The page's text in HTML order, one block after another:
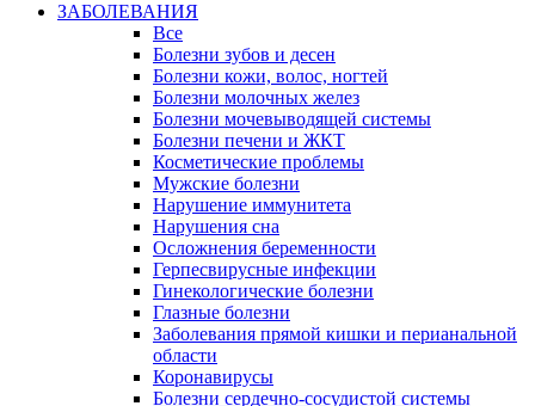
ЗАБОЛЕВАНИЯ
Все
Болезни зубов и десен
Болезни кожи, волос, ногтей
Болезни молочных желез
Болезни мочевыводящей системы
Болезни печени и ЖКТ
Косметические проблемы
Мужские болезни
Нарушение иммунитета
Нарушения сна
Осложнения беременности
Герпесвирусные инфекции
Гинекологические болезни
Глазные болезни
Заболевания прямой кишки и перианальной
области
Коронавирусы
Болезни сердечно-сосудистой системы